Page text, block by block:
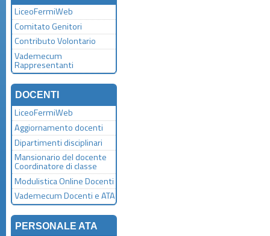
LiceoFermiWeb
Comitato Genitori
Contributo Volontario
Vademecum
Rappresentanti
DOCENTI
LiceoFermiWeb
Aggiornamento docenti
Dipartimenti disciplinari
Mansionario del docente
Coordinatore di classe
Modulistica Online Docenti
Vademecum Docenti e ATA
PERSONALE ATA